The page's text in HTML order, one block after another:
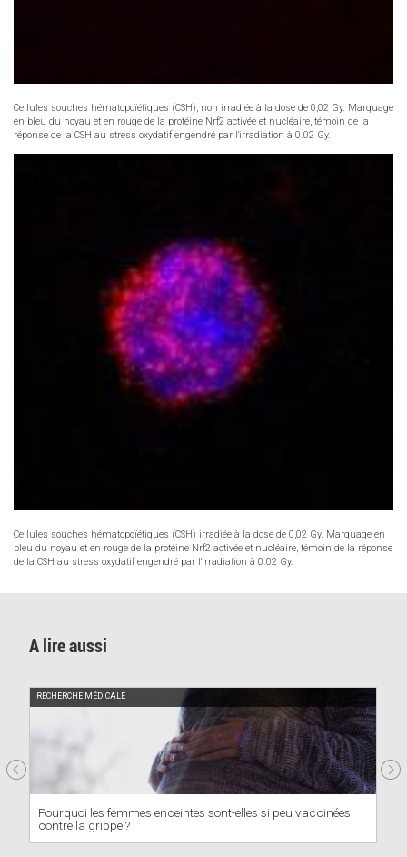
Cellules souches hématopoïétiques (CSH), non irradiée à la dose de 0,02 Gy. Marquage
en bleu du noyau et en rouge de la protéine Nrf2 activée et nucléaire, témoin de la
réponse de la CSH au stress oxydatif engendré par l'irradiation à 0.02 Gy.
Cellules souches hématopoïétiques (CSH) irradiée à la dose de 0,02 Gy. Marquage en
bleu du noyau et en rouge de la protéine Nrf2 activée et nucléaire, témoin de la réponse
de la CSH au stress oxydatif engendré par l'irradiation à 0.02 Gy.
A lire aussi
sont-elles si peu vaccinées
Highly Cited Researchers : une